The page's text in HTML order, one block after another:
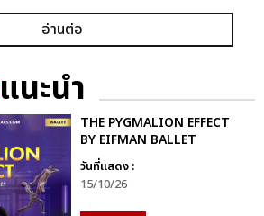
อ่านต่อ
แนะนำ
THE PYGMALION EFFECT
BY EIFMAN BALLET
วันที่แสดง :
15/10/26